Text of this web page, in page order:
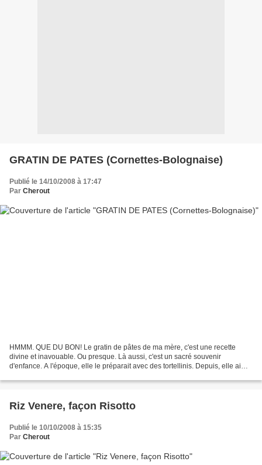
GRATIN DE PATES (Cornettes-Bolognaise)
Publié le 14/10/2008 à 17:47
Par Cherout
HMMM. QUE DU BON! Le gratin de pâtes de ma mère, c'est une recette
divine et inavouable. Ou presque. Là aussi, c'est un sacré souvenir
d'enfance. A l'époque, elle le préparait avec des tortellinis. Depuis, elle aime
Riz Venere, façon Risotto
Publié le 10/10/2008 à 15:35
Par Cherout